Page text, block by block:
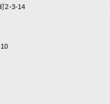
2-3-14